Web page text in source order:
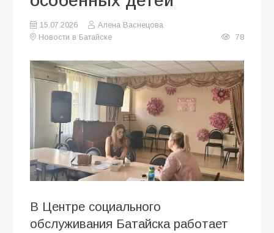
15.07.2026
Алена Васнецова
Новости в Батайске
78
В Центре социального
обслуживания Батайска работает